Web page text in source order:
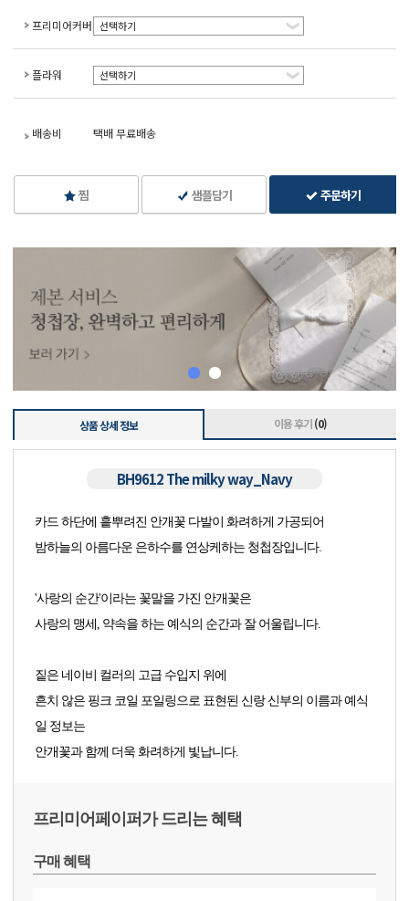
프리미어커버 선택하기
플라워 선택하기
배송비 택배 무료배송
찜 샘플담기 주문하기
상품 상세 정보 이용 후기(0)
BH9612 The milky way_Navy
카드 하단에 흩뿌려진 안개꽃 다발이 화려하게 가공되어
밤하늘의 아름다운 은하수를 연상케하는 청첩장입니다.
'사랑의 순간'이라는 꽃말을 가진 안개꽃은
사랑의 맹세, 약속을 하는 예식의 순간과 잘 어울립니다.
짙은 네이비 컬러의 고급 수입지 위에
흔치 않은 핑크 코일 포일링으로 표현된 신랑 신부의 이름과 예식
일 정보는
안개꽃과 함께 더욱 화려하게 빛납니다.
프리미어페이퍼가 드리는 혜택
구매 혜택